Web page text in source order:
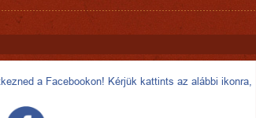
a Facebookon! Kérjük kattints az alábbi ikonra,